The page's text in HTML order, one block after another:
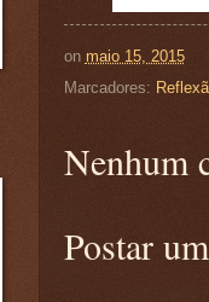
on maio 15, 2015
Marcadores:
Nenhum
Postar